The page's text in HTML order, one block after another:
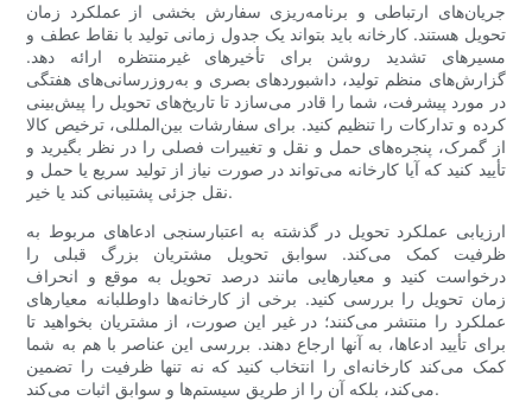
جریان‌های ارتباطی و برنامه‌ریزی سفارش بخشی از عملکرد زمان
تحویل هستند. کارخانه باید بتواند یک جدول زمانی تولید با نقاط عطف و
مسیرهای تشدید روشن برای تأخیرهای غیرمنتظره ارائه دهد.
گزارش‌های منظم تولید، داشبوردهای بصری و به‌روزرسانی‌های هفتگی
در مورد پیشرفت، شما را قادر می‌سازد تا تاریخ‌های تحویل را پیش‌بینی
کرده و تدارکات را تنظیم کنید. برای سفارشات بین‌المللی، ترخیص کالا
از گمرک، پنجره‌های حمل و نقل و تغییرات فصلی را در نظر بگیرید و
تأیید کنید که آیا کارخانه می‌تواند در صورت نیاز از تولید سریع یا حمل و
نقل جزئی پشتیبانی کند یا خیر.
ارزیابی عملکرد تحویل در گذشته به اعتبارسنجی ادعاهای مربوط به
ظرفیت کمک می‌کند. سوابق تحویل مشتریان بزرگ قبلی را
درخواست کنید و معیارهایی مانند درصد تحویل به موقع و انحراف
زمان تحویل را بررسی کنید. برخی از کارخانه‌ها داوطلبانه معیارهای
عملکرد را منتشر می‌کنند؛ در غیر این صورت، از مشتریان بخواهید تا
برای تأیید ادعاها، به آنها ارجاع دهند. بررسی این عناصر با هم به شما
کمک می‌کند کارخانه‌ای را انتخاب کنید که نه تنها ظرفیت را تضمین
می‌کند، بلکه آن را از طریق سیستم‌ها و سوابق اثبات می‌کند.